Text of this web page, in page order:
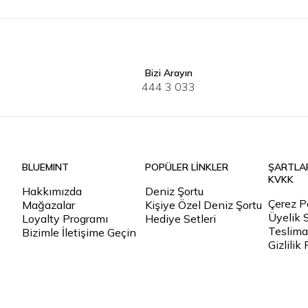
2XL 3XL
Bizi Arayın
444 3 033
BLUEMINT
Hakkımızda
Mağazalar
Loyalty Programı
Bizimle İletişime Geçin
POPÜLER LİNKLER
Deniz Şortu
Kişiye Özel Deniz Şortu
Hediye Setleri
KVKK
Çerez
Üyelik
Gizlilik